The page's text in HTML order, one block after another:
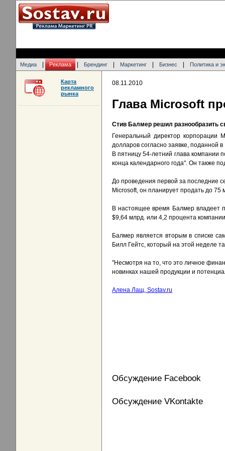
Медиа Реклама Брендинг Маркетинг Бизнес Политика и
08.11.2010
Глава Microsoft
Стив Балмер решил разнообразить
Генеральный директор
долларов согласно заявке,
В пятницу 54-летний глава компании
конца календарного года". Он также
До проведения первой за последние
Microsoft, он планирует продать до 75
В настоящее время Балмер владеет
$9,64 млрд. или 4,2 процента
Балмер является вторым в списке
Билл Гейтс, который на этой неделе
"Несмотря на то, что это личное
новинках нашей продукции и
Алена Лащ, Sostav.ru
Обсуждение Facebook
Обсуждение VKontakte
Карта
рекламного
рынка